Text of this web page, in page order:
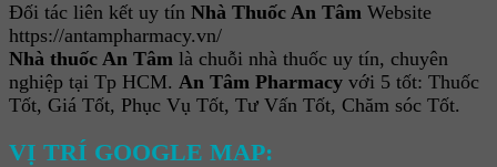
Đối tác liên kết uy tín Nhà Thuốc An Tâm Website
https://antampharmacy.vn/
Nhà thuốc An Tâm là chuỗi nhà thuốc uy tín, chuyên
nghiệp tại Tp HCM. An Tâm Pharmacy với 5 tốt: Thuốc
Tốt, Giá Tốt, Phục Vụ Tốt, Tư Vấn Tốt, Chăm sóc Tốt.
VỊ TRÍ GOOGLE MAP: